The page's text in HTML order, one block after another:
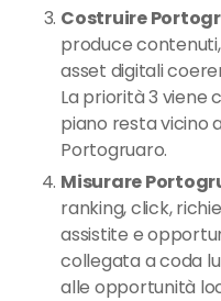
Costruire
produce
asset digitali
La priorità 3 viene
piano resta vicino
Portogruaro.
Misurare
ranking, click,
assistite e
collegata a coda
alle opportunità